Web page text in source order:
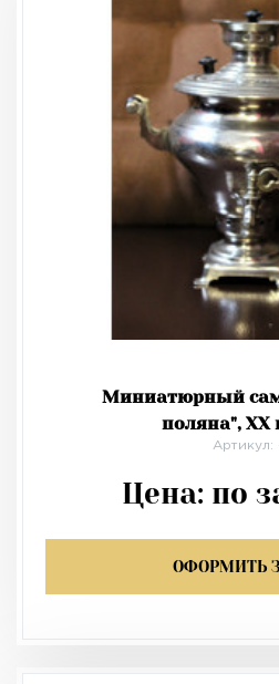
Миниатюрный
поляна", XX
Артикул:
Цена: по
ОФОРМИТЬ